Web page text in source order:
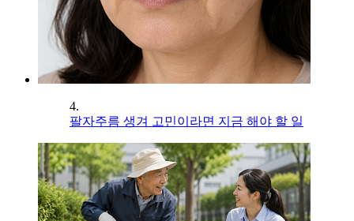
4.
팔자주름 생겨 고민이라면 지금 해야 할 일